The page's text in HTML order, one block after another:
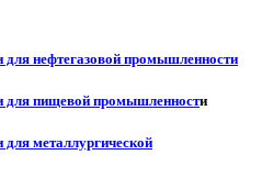
для нефтегазовой промышленности
для пищевой промышленности
металлургической